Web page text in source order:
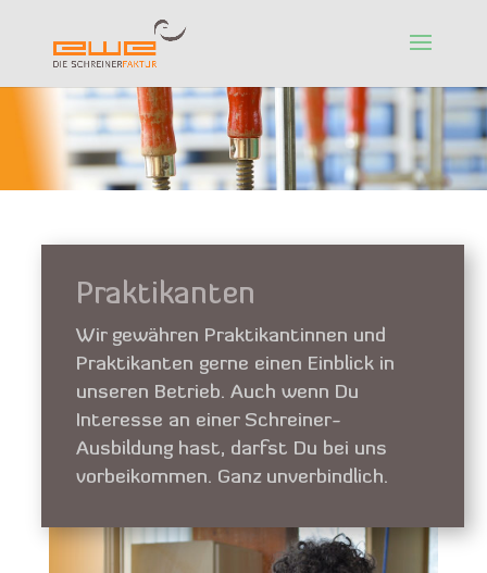
Praktikanten
Wir gewähren Praktikantinnen und
Praktikanten gerne einen Einblick in
unseren Betrieb. Auch wenn Du
Interesse an einer Schreiner-
Ausbildung hast, darfst Du bei uns
vorbeikommen. Ganz unverbindlich.